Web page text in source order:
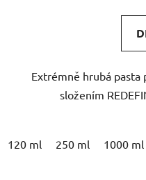
Extrémně hrubá pasta
složením
120 ml 250 ml 1000 ml